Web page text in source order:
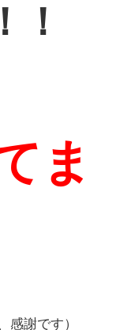
！
ま
感謝です）